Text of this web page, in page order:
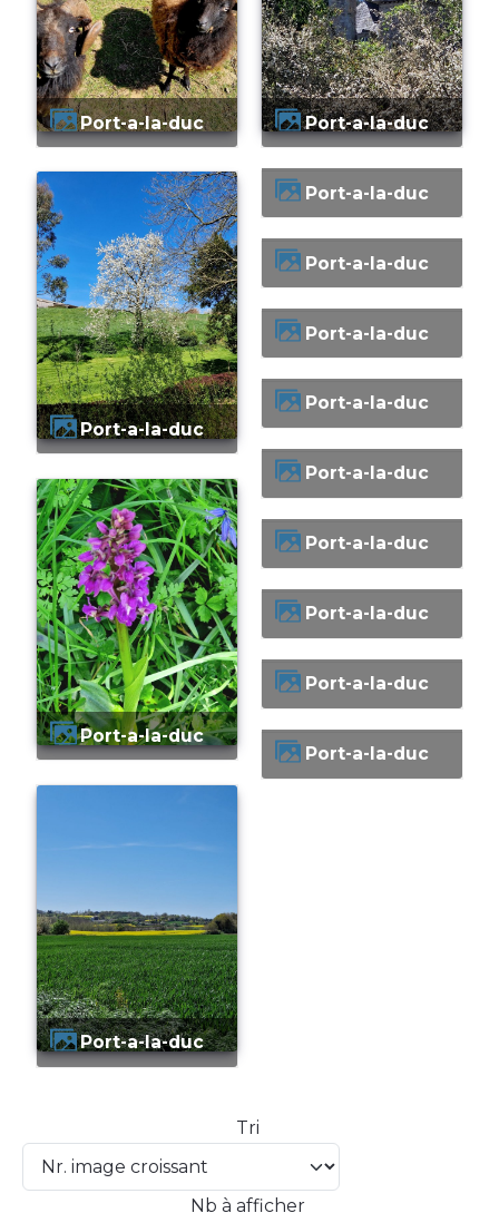
Port-a-la-duc
Port-a-la-duc
Port-a-la-duc
Port-a-la-duc
Port-a-la-duc
Port-a-la-duc
Port-a-la-duc
Port-a-la-duc
Port-a-la-duc
Port-a-la-duc
Port-a-la-duc
Port-a-la-duc
Port-a-la-duc
Port-a-la-duc
Tri
Nb à afficher